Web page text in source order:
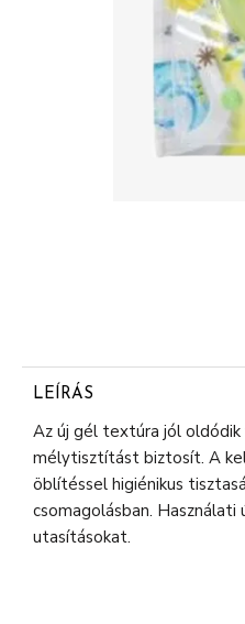
LEÍRÁS
Az új gél textúra jól
mélytisztítást biztosít. A
öblítéssel higiénikus
csomagolásban.
utasításokat.